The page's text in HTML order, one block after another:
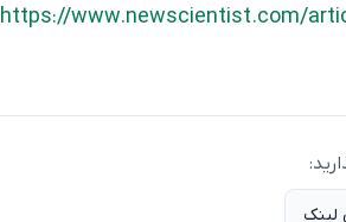
https://www.newscientist.com/
لینک